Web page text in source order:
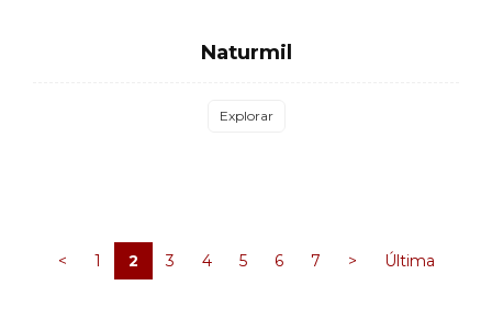
Naturmil
Explorar
< 1 2 3 4 5 6 7 > Última